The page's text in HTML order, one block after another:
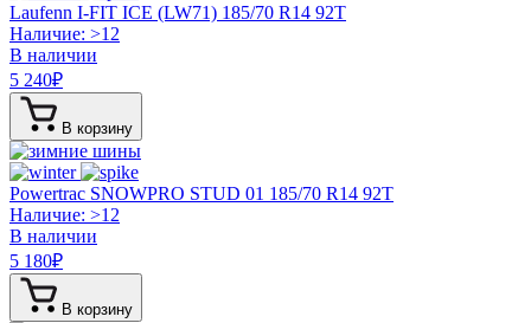
Laufenn I-FIT ICE (LW71) 185/70 R14 92T
Наличие: >12
В наличии
5 240₽
В корзину
Powertrac SNOWPRO STUD 01 185/70 R14 92T
Наличие: >12
В наличии
5 180₽
В корзину